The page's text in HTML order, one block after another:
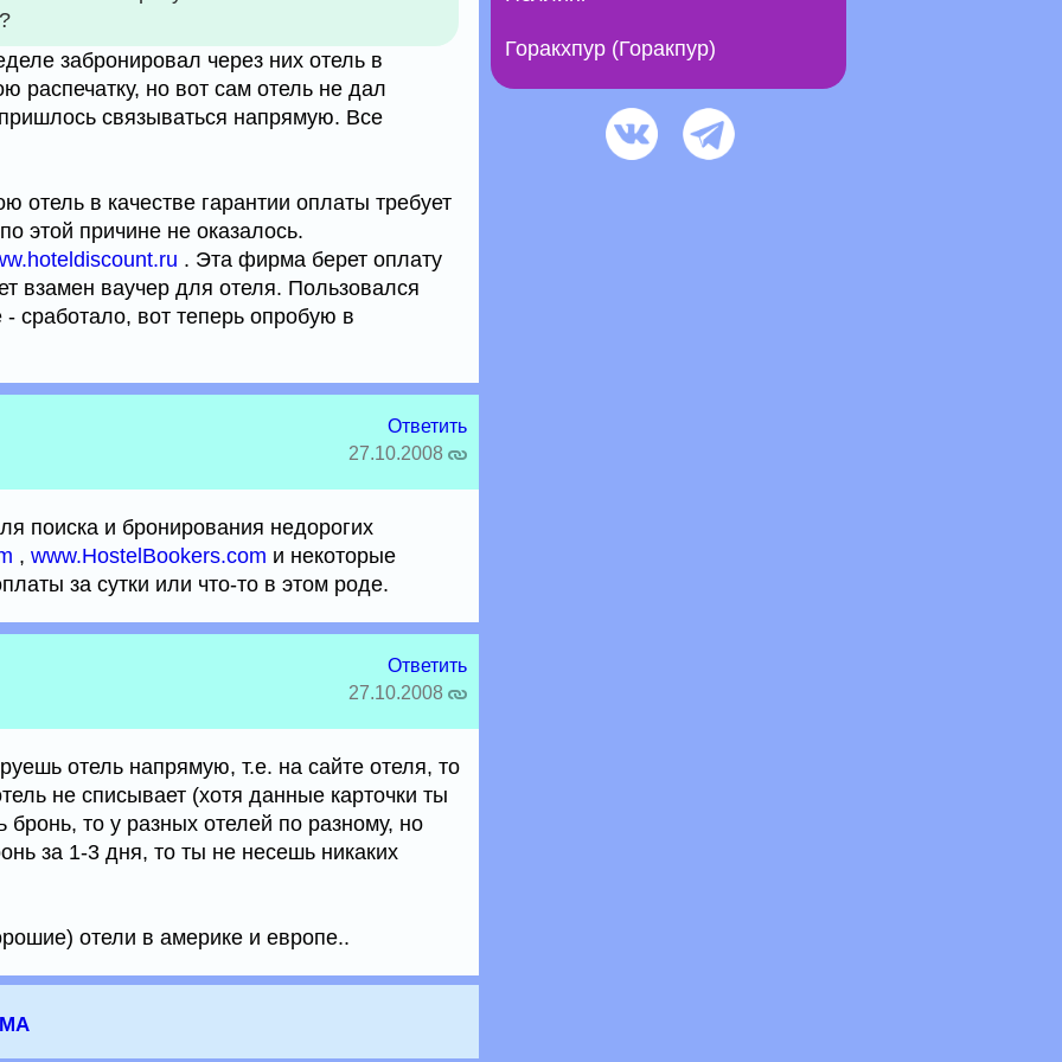
забронировал через них отель в
распечатку, но вот сам отель не дал
связываться напрямую. Все
отель в качестве гарантии оплаты требует
этой причине не оказалось.
. Эта фирма берет оплату
взамен ваучер для отеля. Пользовался
сработало, вот теперь опробую в
Ответить
27.10.2008
поиска и бронирования недорогих
, www.HostelBookers.com и некоторые
за сутки или что-то в этом роде.
Ответить
27.10.2008
отель напрямую, т.е. на сайте отеля, то
не списывает (хотя данные карточки ты
то у разных отелей по разному, но
за 1-3 дня, то ты не несешь никаких
отели в америке и европе..
Горакхпур (Горакпур)